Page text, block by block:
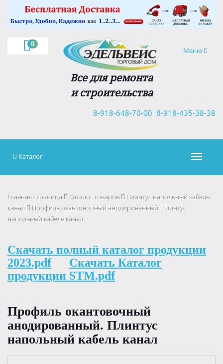
0
Навигация
Меню
Все для ремонта
и строительства
8-918-435-38-38
8-918-648-70-00
×
Каталог
Главная страница Каталог товаров
Плинтус напольный кабель
канал
Профиль окантовочный анодированный. Плинтус
напольный кабель канал
Скачать полный каталог продукции
2023.pdf
Скачать Каталог
продукции STM.pdf
Профиль окантовочный
анодированный. Плинтус
напольный кабель канал